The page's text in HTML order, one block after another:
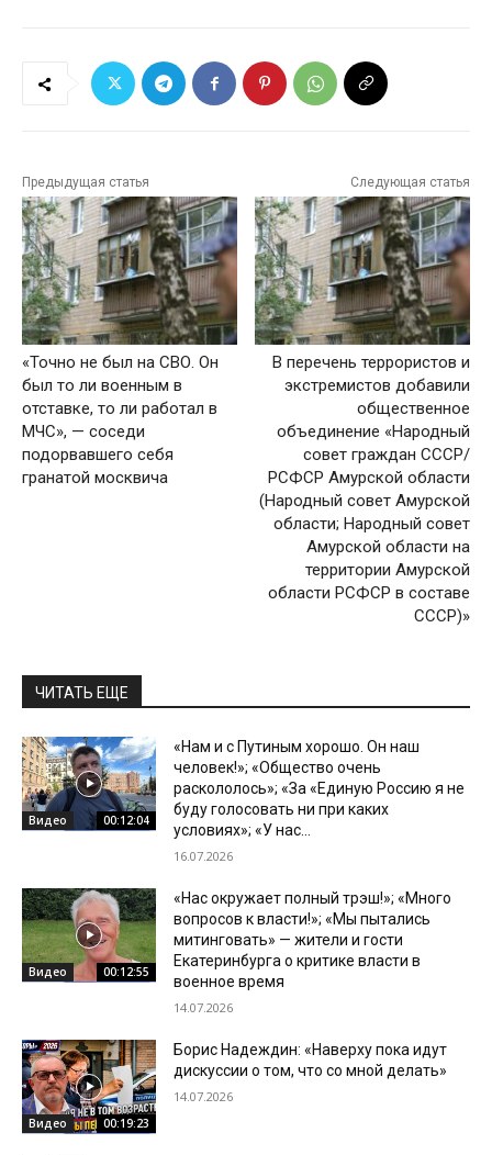
Предыдущая статья
«Точно не был на СВО. Он
был то ли военным в
отставке, то ли работал в
МЧС», — соседи
подорвавшего себя
гранатой москвича
Следующая статья
В перечень террористов и
экстремистов добавили
общественное
объединение «Народный
совет граждан СССР/
РСФСР Амурской области
(Народный совет Амурской
области; Народный совет
Амурской области на
территории Амурской
области РСФСР в составе
СССР)»
ЧИТАТЬ ЕЩЕ
Видео 00:12:04
«Нам и с Путиным хорошо. Он наш
человек!»; «Общество очень
раскололось»; «За «Единую Россию я не
буду голосовать ни при каких
условиях»; «У нас...
16.07.2026
Видео 00:12:55
«Нас окружает полный трэш!»; «Много
вопросов к власти!»; «Мы пытались
митинговать» — жители и гости
Екатеринбурга о критике власти в
военное время
14.07.2026
Видео 00:19:23
Борис Надеждин: «Наверху пока идут
дискуссии о том, что со мной делать»
14.07.2026